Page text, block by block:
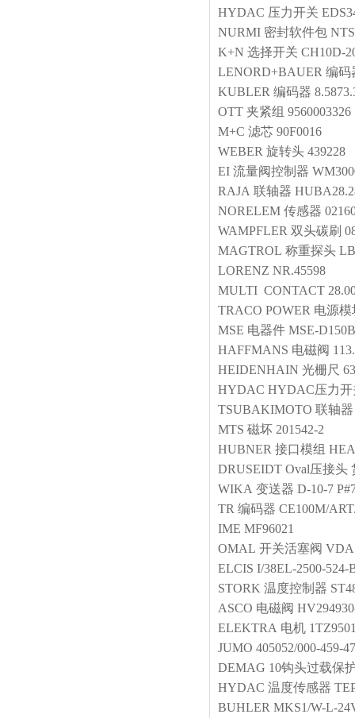
HYDAC 压力开关
NURMI 密封软件包
K+N 选择开关 CH10D-
LENORD+BAUER 编码
KUBLER 编码器
OTT 夹紧组 9560003326
M+C 滤芯 90F0016
WEBER 旋转头 439228
EI 流量阀控制器
RAJA 联轴器
NORELEM 传感器
WAMPFLER 双头碳刷
MAGTROL 称重探头
LORENZ NR.45598
MULTI CONTACT
TRACO POWER 电源模
MSE 电器件 MSE-D150B
HAFFMANS 电磁阀
HEIDENHAIN 光栅尺
HYDAC HYDAC压力开
TSUBAKIMOTO 联轴器
MTS 磁坏 201542-2
HUBNER 接口模组
DRUSEIDT Oval压接头
WIKA 变送器 D-10-7
TR 编码器 CE100M/
IME MF96021
OMAL 开关活塞阀
ELCIS I/38EL-2500-524-
STORK 温度控制器
ASCO 电磁阀
ELEKTRA 电机
JUMO 405052/000-459-
DEMAG 10钩头过载保
HYDAC 温度传感器
BUHLER MKS1/W-L-